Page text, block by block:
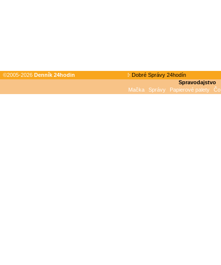
©2005-2026 Denník 24hodin
Dobré Správy 24hodín
Spravodajstvo
Mačka
Správy Papierové palety